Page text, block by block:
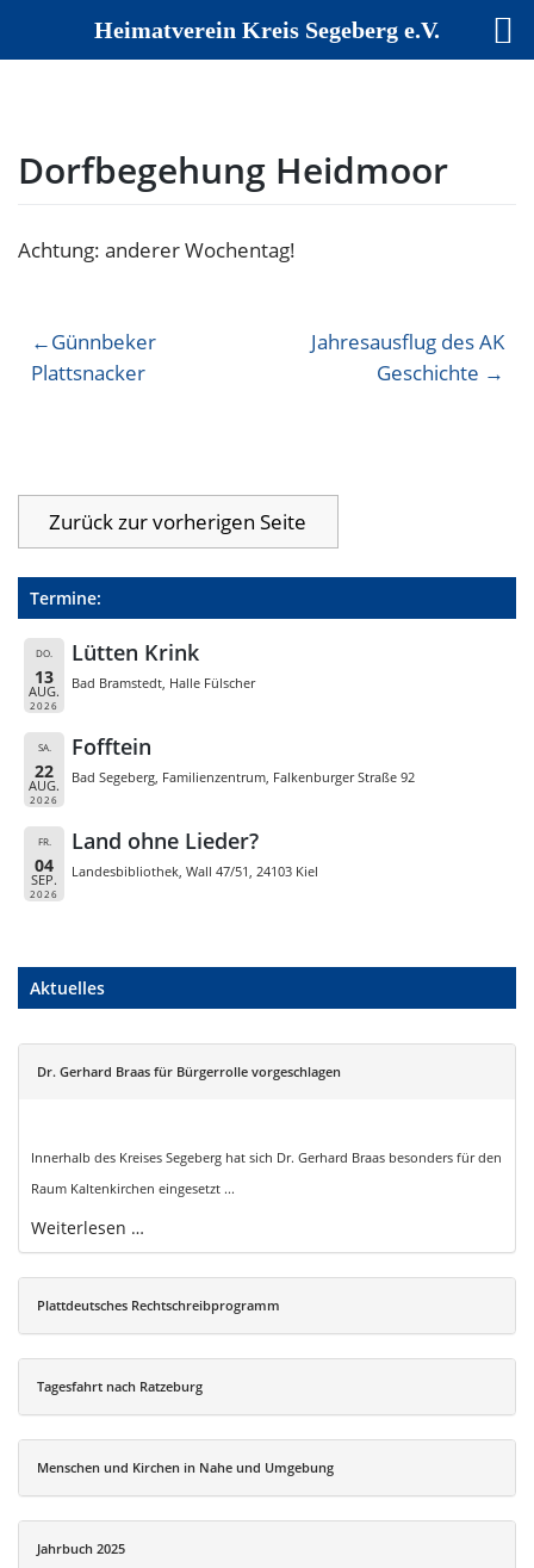
Dorfbegehung Heidmoor
Achtung: anderer Wochentag!
Beitragsnavigation
Günnbeker
Plattsnacker
Jahresausflug des AK
Geschichte
Termine:
DO.
13
AUG.
2026
Lütten Krink
Bad Bramstedt, Halle Fülscher
SA.
22
AUG.
2026
Fofftein
Bad Segeberg, Familienzentrum, Falkenburger Straße 92
FR.
04
SEP.
2026
Land ohne Lieder?
Landesbibliothek, Wall 47/51, 24103 Kiel
Aktuelles
Dr. Gerhard Braas für Bürgerrolle vorgeschlagen
Innerhalb des Kreises Segeberg hat sich Dr. Gerhard Braas besonders für den
Raum Kaltenkirchen eingesetzt ...
Weiterlesen …
Plattdeutsches Rechtschreibprogramm
Tagesfahrt nach Ratzeburg
Menschen und Kirchen in Nahe und Umgebung
Jahrbuch 2025
Heimatverein Kreis Segeberg e.V.